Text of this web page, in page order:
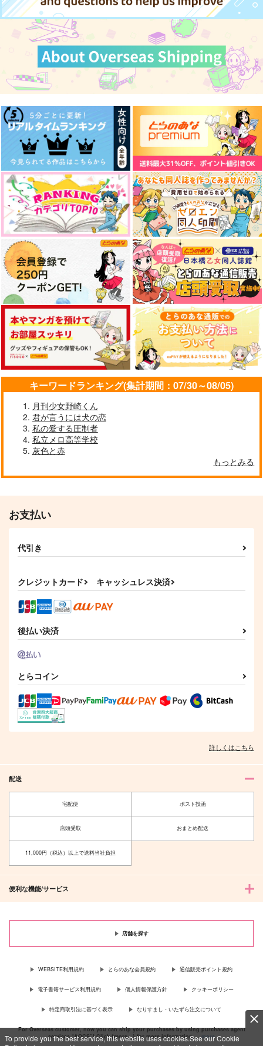
To provide you the best service, this website uses cookies.See our Cookie
944円 （税込）
芥川龍之介×中島敦
サンプル
作品詳細
サンプル
作品詳細
1,022円（税込）
芥川龍之介×中島敦
サンプル
作品詳細
朧月夜で君を待つ
ざっそ～畑
487円（税込）
芥川龍之介×中島敦
サンプル
作品詳細
悩める若人にレンアイ
会合
Kanon.
787円（税込）
芥川龍之介×中島敦
サンプル
作品詳細
作品詳細
キーワードランキング(集計期間：07/30～08/05)
月刊少女野崎くん
君が言うには犬の恋
私の愛する圧制者
私立メロ高等学校
灰色と赤
もっとみる
お支払い
代引き
クレジットカード キャッシュレス決済
後払い決済
とらコイン
詳しくはこちら
配送
宅配便 ポスト投函
店頭受取 おまとめ配送
11,000円（税込）以上で送料当社負担
便利な機能/サービス
店舗を探す
WEBSITE利用規約 とらのあな会員規約 通信販売ポイント規約
電子書籍サービス利用規約 個人情報保護方針 クッキーポリシー
特定商取引法に基づく表示 なりすまし・いたずら注文について
For Overseas customer, now you can ship your purchases by using purchases agent
services “AOCS”! Click {more…} for more information …more